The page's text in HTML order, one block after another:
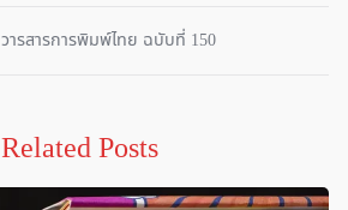
วารสารการพิมพ์ไทย ฉบับที่ 150
Related Posts